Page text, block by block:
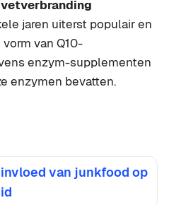
jaren uiterst populair en
van Q10-
enzym-supplementen
enzymen bevatten.
van junkfood op